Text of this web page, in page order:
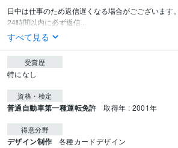
日中は仕事のため返信遅くなる場合がごございます。
24時間以内に必ず返信...
すべて見る
受賞歴
特になし
資格・検定
普通自動車第一種運転免許 取得年 : 2001年
得意分野
デザイン制作 各種カードデザイン